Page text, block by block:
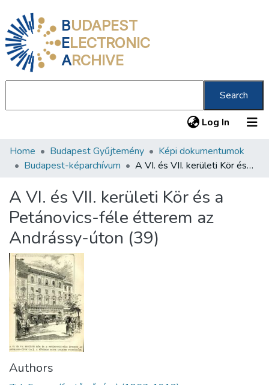
BUDAPEST
ELECTRONIC
ARCHIVE
Search
Log In (current)
Communities & Collections
Statistics
About us
Home Budapest Gyűjtemény
Képi dokumentumok
Budapest-képarchívum
A VI. és VII. kerületi Kör és a Petánovics-féle étterem az Andrássy-úton (39)
A VI. és VII. kerületi Kör és a
Petánovics-féle étterem az
Andrássy-úton (39)
Authors